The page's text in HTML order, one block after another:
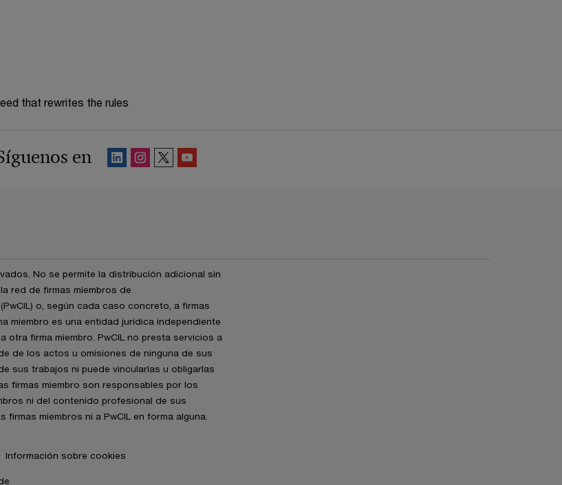
that rewrites the rules
en
No se permite la distribución adicional sin
red de firmas miembros de
o, según cada caso concreto, a firmas
miembro es una entidad jurídica independiente
otra firma miembro. PwCIL no presta servicios a
de los actos u omisiones de ninguna de sus
sus trabajos ni puede vincularlas u obligarlas
firmas miembro son responsables por los
ni del contenido profesional de sus
miembros ni a PwCIL en forma alguna.
Información sobre cookies